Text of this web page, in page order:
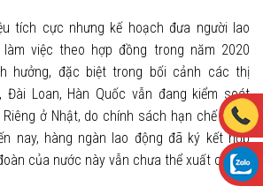
tích cực nhưng kế hoạch đưa người lao
việc theo hợp đồng trong năm 2020
hưởng, đặc biệt trong bối cảnh các thị
Đài Loan, Hàn Quốc vẫn đang kiểm soát
ở Nhật, do chính sách hạn chế nhập
nay, hàng ngàn lao động đã ký kết hợp
của nước này vẫn chưa thể xuất cảnh.